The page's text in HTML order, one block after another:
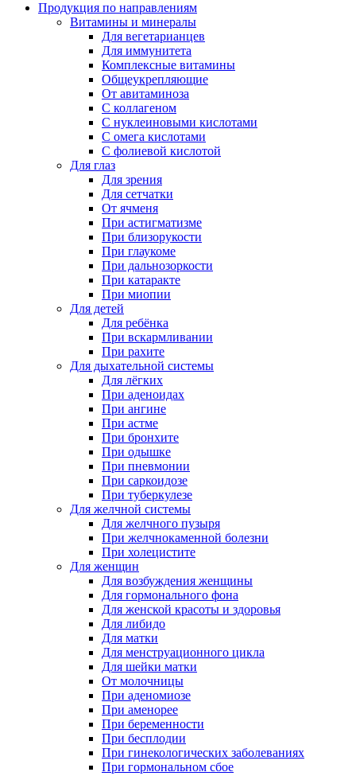
Продукция по направлениям
Витамины и минералы
Для вегетарианцев
Для иммунитета
Комплексные витамины
Общеукрепляющие
От авитаминоза
С коллагеном
С нуклеиновыми кислотами
С омега кислотами
С фолиевой кислотой
Для глаз
Для зрения
Для сетчатки
От ячменя
При астигматизме
При близорукости
При глаукоме
При дальнозоркости
При катаракте
При миопии
Для детей
Для ребёнка
При вскармливании
При рахите
Для дыхательной системы
Для лёгких
При аденоидах
При ангине
При астме
При бронхите
При одышке
При пневмонии
При саркоидозе
При туберкулезе
Для желчной системы
Для желчного пузыря
При желчнокаменной болезни
При холецистите
Для женщин
Для возбуждения женщины
Для гормонального фона
Для женской красоты и здоровья
Для либидо
Для матки
Для менструационного цикла
Для шейки матки
От молочницы
При аденомиозе
При аменорее
При беременности
При бесплодии
При гинекологических заболеваниях
При гормональном сбое